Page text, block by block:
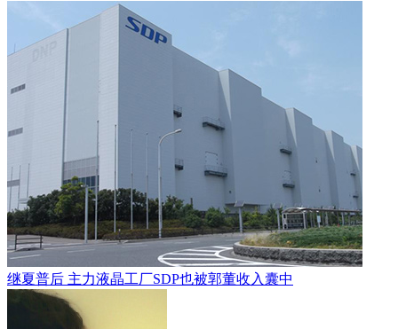
继夏普后 主力液晶工厂SDP也被郭董收入囊中